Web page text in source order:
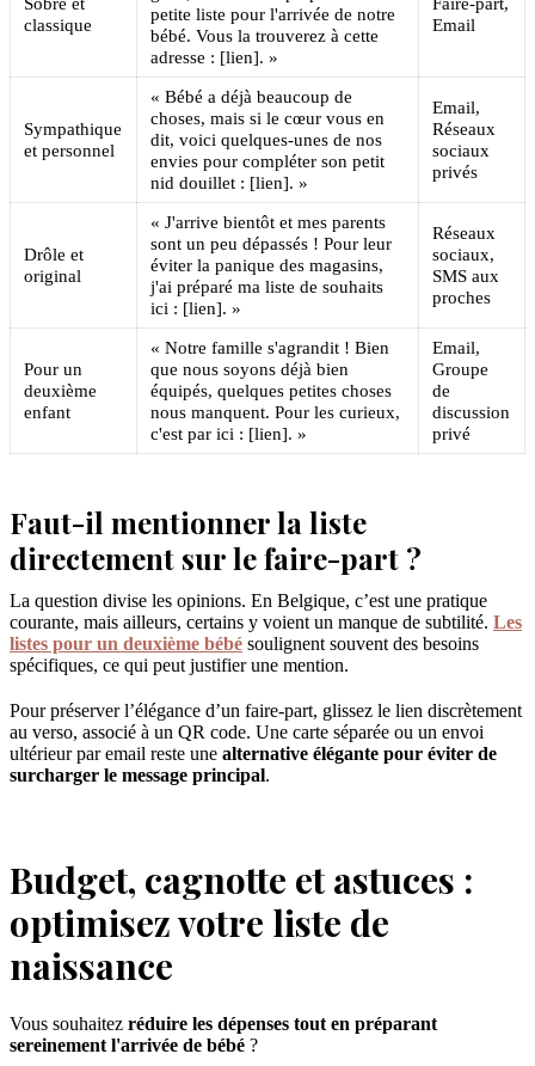
classique
petite liste pour l'arrivée de notre
bébé. Vous la trouverez à cette
adresse : [lien]. »
Email
Sympathique
et personnel
« Bébé a déjà beaucoup de
choses, mais si le cœur vous en
dit, voici quelques-unes de nos
envies pour compléter son petit
nid douillet : [lien]. »
Email,
Réseaux
sociaux
privés
Drôle et
original
« J'arrive bientôt et mes parents
sont un peu dépassés ! Pour leur
éviter la panique des magasins,
j'ai préparé ma liste de souhaits
ici : [lien]. »
Réseaux
sociaux,
SMS aux
proches
Pour un
deuxième
enfant
« Notre famille s'agrandit ! Bien
que nous soyons déjà bien
équipés, quelques petites choses
nous manquent. Pour les curieux,
c'est par ici : [lien]. »
Email,
Groupe
de
discussion
privé
Faut-il mentionner la liste
directement sur le faire-part ?
La question divise les opinions. En Belgique, c’est une pratique
courante, mais ailleurs, certains y voient un manque de subtilité. Les
listes pour un deuxième bébé soulignent souvent des besoins
spécifiques, ce qui peut justifier une mention.
Pour préserver l’élégance d’un faire-part, glissez le lien discrètement
au verso, associé à un QR code. Une carte séparée ou un envoi
ultérieur par email reste une alternative élégante pour éviter de
surcharger le message principal.
Budget, cagnotte et astuces :
optimisez votre liste de
naissance
Vous souhaitez réduire les dépenses tout en préparant
sereinement l'arrivée de bébé ?